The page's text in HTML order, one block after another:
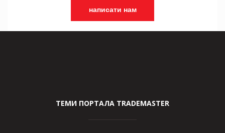
написати нам
ТЕМИ ПОРТАЛА TRADEMASTER